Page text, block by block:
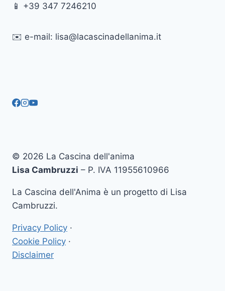
📱 +39 347 7246210
✉️ e-mail: lisa@lacascinadellanima.it
© 2026 La Cascina dell'anima
Lisa Cambruzzi – P. IVA 11955610966
La Cascina dell'Anima è un progetto di Lisa
Cambruzzi.
Privacy Policy ·
Cookie Policy ·
Disclaimer